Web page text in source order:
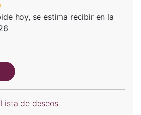
hoy, se estima recibir en la
de deseos